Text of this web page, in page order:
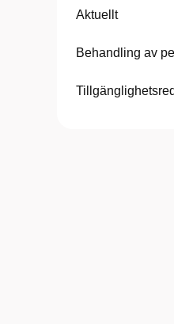
Aktuellt
Behandling av